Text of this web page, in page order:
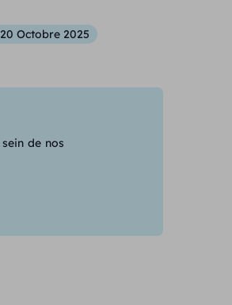
20 Octobre 2025
de nos